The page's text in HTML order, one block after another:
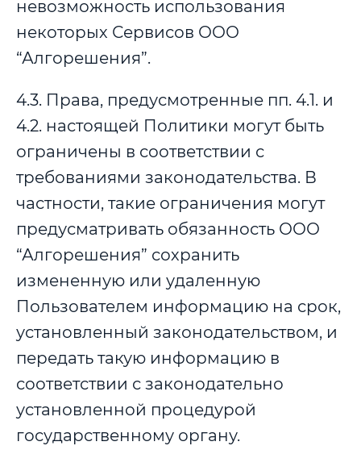
невозможность использования
некоторых Сервисов ООО
“Алгорешения”.
4.3. Права, предусмотренные пп. 4.1. и
4.2. настоящей Политики могут быть
ограничены в соответствии с
требованиями законодательства. В
частности, такие ограничения могут
предусматривать обязанность ООО
“Алгорешения” сохранить
измененную или удаленную
Пользователем информацию на срок,
установленный законодательством, и
передать такую информацию в
соответствии с законодательно
установленной процедурой
государственному органу.